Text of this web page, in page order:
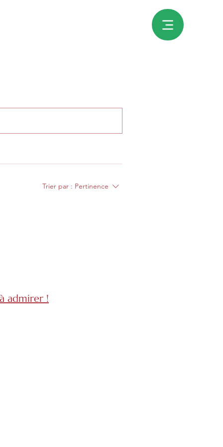
Trier par : Pertinence
admirer !